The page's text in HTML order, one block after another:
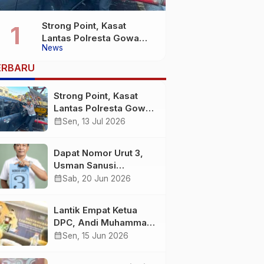
News
Strong Point, Kasat
Lantas Polresta Gowa
Sigap Bantu Korban
Strong Point, Kasat
Lantas Polresta Gowa
Sigap Bantu Korban
calendar_monthSen, 13 Jul 2026
Dapat Nomor Urut 3,
Usman Sanusi
Komitmen Jadikan
calendar_monthSab, 20 Jun 2026
Lantik Empat Ketua
DPC, Andi Muhammad
: Harus Bermental
calendar_monthSen, 15 Jun 2026